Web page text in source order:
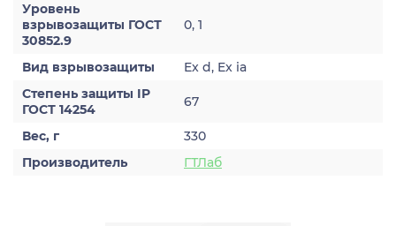
Уровень
взрывозащиты ГОСТ
30852.9
0, 1
Вид взрывозащиты
Ex d, Ex ia
Степень защиты IP
ГОСТ 14254
67
Вес, г
330
Производитель
ГТЛаб